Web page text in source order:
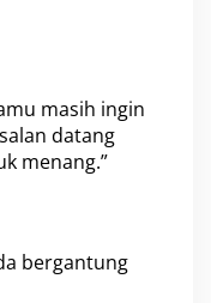
masih ingin
datang
menang.”
bergantung